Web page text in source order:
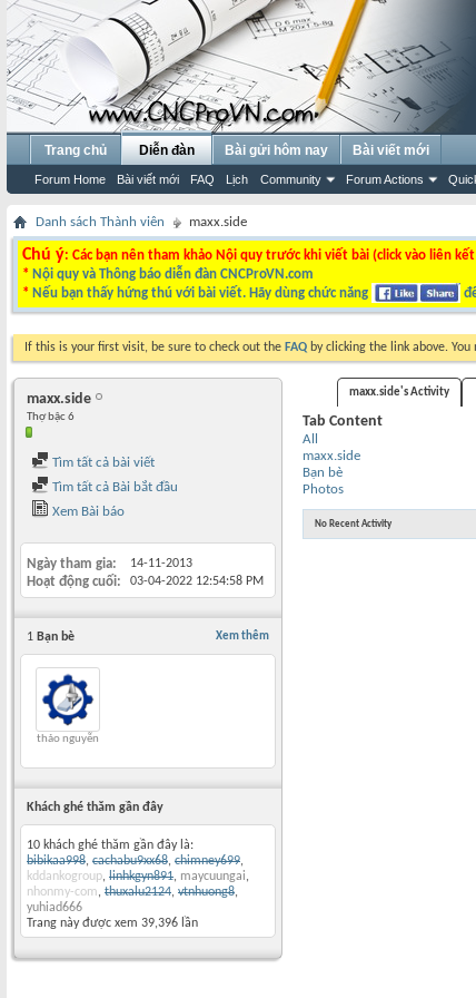
Trang chủ Diễn đàn
Forum Home Bài viết mới FAQ Lịch Community Forum Actions
Bài gửi hôm nay Bài viết mới
Danh sách Thành viên maxx.side
Chú ý: Các bạn nên tham khảo Nội quy trước khi viết bài (click vào liên
* Nội quy và Thông báo diễn đàn CNCProVN.com
* Nếu bạn thấy hứng thú với bài viết. Hãy dùng chức năng
If this is your first visit, be sure to check out the FAQ by clicking the link above. You
maxx.side
Thợ bậc 6
Tìm tất cả bài viết
Tìm tất cả Bài bắt đầu
Xem Bài báo
Ngày tham gia 14-11-2013
Hoạt động cuối 03-04-2022 12:54:58 PM
Xem thêm
1 Bạn bè
thảo nguyễn
Khách ghé thăm gần đây
10 khách ghé thăm gần đây là:
bibikaa998, cachabu9xx68, chimney699,
kddankogroup, linhkgyn891, maycuungai,
nhonmy-com, thuxalu2124, vtnhuong8,
yuhiad666
Trang này được xem 39,396 lần
maxx.side's Activity
Tab Content
All
maxx.side
Bạn bè
Photos
No Recent Activity